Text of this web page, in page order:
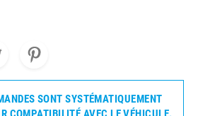
SONT SYSTÉMATIQUEMENT
COMPATIBILITÉ AVEC LE VÉHICULE.